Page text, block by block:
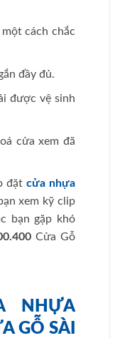
cách chắc
đầy đủ.
được vệ sinh
cửa xem đã
đặt cửa nhựa
xem kỹ clip
bạn gặp khó
Cửa Gỗ
NHỰA
GỖ SÀI